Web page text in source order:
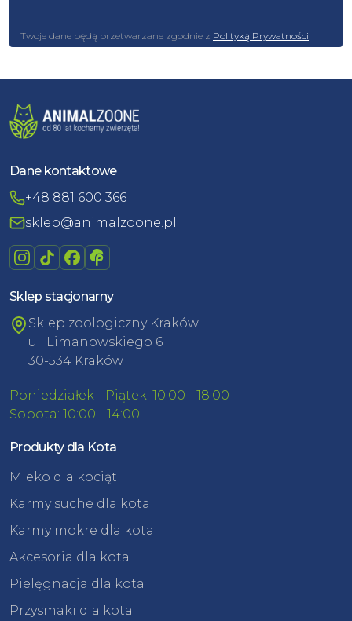
Twoje dane będą przetwarzane zgodnie z Polityką Prywatności
Dane kontaktowe
+48 881 600 366
sklep@animalzoone.pl
Sklep stacjonarny
Sklep zoologiczny Kraków
ul. Limanowskiego 6
30-534 Kraków
Poniedziałek - Piątek: 10:00 - 18:00
Sobota: 10:00 - 14:00
Produkty dla Kota
Mleko dla kociąt
Karmy suche dla kota
Karmy mokre dla kota
Akcesoria dla kota
Pielęgnacja dla kota
Przysmaki dla kota